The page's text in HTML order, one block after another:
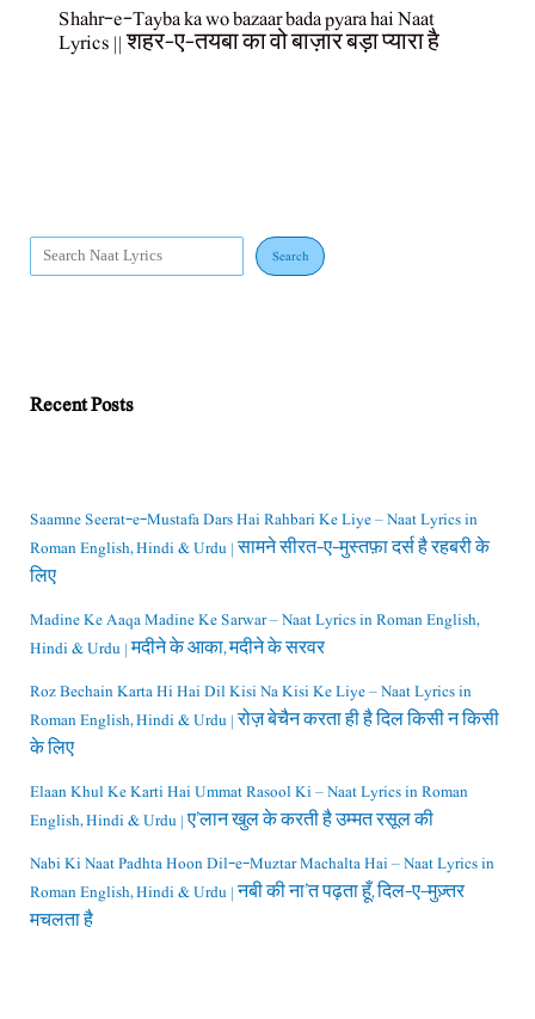
Shahr-e-Tayba ka wo bazaar bada pyara hai Naat
Lyrics || शहर-ए-तयबा का वो बाज़ार बड़ा प्यारा है
Search
Recent Posts
Saamne Seerat-e-Mustafa Dars Hai Rahbari Ke Liye – Naat Lyrics in
Roman English, Hindi & Urdu | सामने सीरत-ए-मुस्तफ़ा दर्स है रहबरी के
लिए
Madine Ke Aaqa Madine Ke Sarwar – Naat Lyrics in Roman English,
Hindi & Urdu | मदीने के आका, मदीने के सरवर
Roz Bechain Karta Hi Hai Dil Kisi Na Kisi Ke Liye – Naat Lyrics in
Roman English, Hindi & Urdu | रोज़ बेचैन करता ही है दिल किसी न किसी
के लिए
Elaan Khul Ke Karti Hai Ummat Rasool Ki – Naat Lyrics in Roman
English, Hindi & Urdu | ए’लान खुल के करती है उम्मत रसूल की
Nabi Ki Naat Padhta Hoon Dil-e-Muztar Machalta Hai – Naat Lyrics in
Roman English, Hindi & Urdu | नबी की ना’त पढ़ता हूँ, दिल-ए-मुज़्तर
मचलता है